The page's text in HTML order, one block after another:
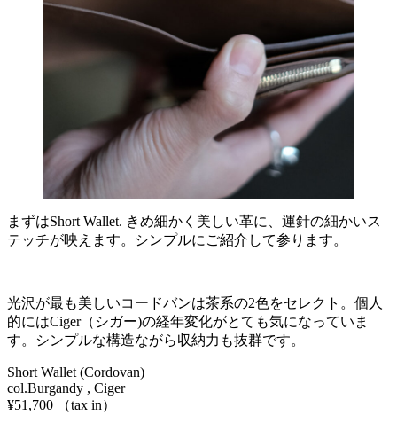
まずはShort Wallet. きめ細かく美しい革に、運針の細かいス
テッチが映えます。シンプルにご紹介して参ります。
光沢が最も美しいコードバンは茶系の2色をセレクト。個人
的にはCiger（シガー)の経年変化がとても気になっていま
す。シンプルな構造ながら収納力も抜群です。
Short Wallet (Cordovan)
col.Burgandy , Ciger
¥51,700 （tax in）